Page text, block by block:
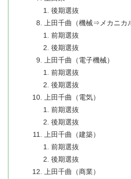
後期選抜
上田千曲（機械⇒メカニカ
前期選抜
後期選抜
上田千曲（電子機械）
前期選抜
後期選抜
上田千曲（電気）
前期選抜
後期選抜
上田千曲（建築）
前期選抜
後期選抜
上田千曲（商業）